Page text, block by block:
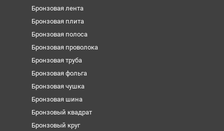
Бронзовая лента
Бронзовая плита
Бронзовая полоса
Бронзовая проволока
Бронзовая труба
Бронзовая фольга
Бронзовая чушка
Бронзовая шина
Бронзовый квадрат
Бронзовый круг